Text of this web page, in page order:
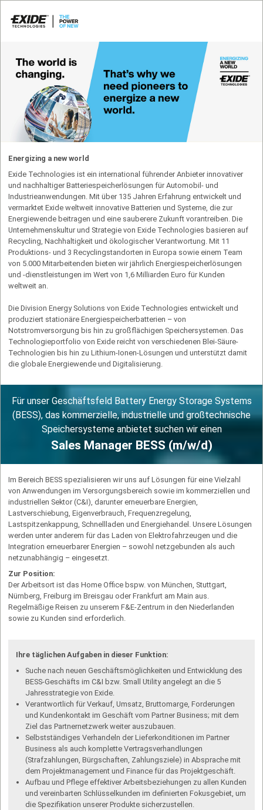
Energizing a new world
Exide Technologies ist ein international führender Anbieter innovativer
und nachhaltiger Batteriespeicherlösungen für Automobil- und
Industrieanwendungen. Mit über 135 Jahren Erfahrung entwickelt und
vermarktet Exide weltweit innovative Batterien und Systeme, die zur
Energiewende beitragen und eine sauberere Zukunft vorantreiben. Die
Unternehmenskultur und Strategie von Exide Technologies basieren auf
Recycling, Nachhaltigkeit und ökologischer Verantwortung. Mit 11
Produktions- und 3 Recycling­standorten in Europa sowie einem Team
von 5.000 Mitarbeitenden bieten wir jährlich Energiespeicherlösungen
und -dienstleis­tungen im Wert von 1,6 Milliarden Euro für Kunden
weltweit an.
Die Division Energy Solutions von Exide Technologies entwickelt und
produziert stationäre Energiespeicherbatterien – von
Notstromversorgung bis hin zu großflächigen Speichersystemen. Das
Technologieportfolio von Exide reicht von verschiedenen Blei-Säure-
Technologien bis hin zu Lithium-Ionen-Lösungen und unterstützt damit
die globale Energiewende und Digitalisierung.
Für unser Geschäftsfeld Battery Energy Storage Systems
(BESS), das kommerzielle, industrielle und großtechnische
Speichersysteme anbietet suchen wir einen
Sales Manager BESS (m/w/d)
Im Bereich BESS spezialisieren wir uns auf Lösungen für eine Vielzahl
von Anwendungen im Versorgungsbereich sowie im kom­merziellen und
industriellen Sektor (C&I), darunter erneuerbare Energien,
Lastverschiebung, Eigenverbrauch, Frequenzregelung,
Lastspitzenkappung, Schnellladen und Energiehandel. Unsere Lösungen
werden unter anderem für das Laden von Elektrofahr­zeugen und die
Integration erneuerbarer Energien – sowohl netzgebunden als auch
netzunabhängig – eingesetzt.
Zur Position:
Der Arbeitsort ist das Home Office bspw. von München, Stuttgart,
Nürnberg, Freiburg im Breisgau oder Frankfurt am Main aus.
Regelmäßige Reisen zu unserem F&E-Zentrum in den Niederlanden
sowie zu Kunden sind erforderlich.
Ihre täglichen Aufgaben in dieser Funktion:
Suche nach neuen Geschäftsmöglichkeiten und Entwicklung des
BESS-Geschäfts im C&I bzw. Small Utility angelegt an die 5
Jahresstrategie von Exide.
Verantwortlich für Verkauf, Umsatz, Bruttomarge, Forderungen
und Kundenkontakt im Geschäft vom Partner Business; mit dem
Ziel das Partnernetzwerk weiter auszubauen.
Selbstständiges Verhandeln der Lieferkonditionen im Partner
Business als auch komplette Vertragsverhandlungen
(Strafzahlungen, Bürgschaften, Zahlungsziele) in Absprache mit
dem Projektmanagement und Finance für das Projektgeschäft.
Aufbau und Pflege effektiver Arbeitsbeziehungen zu allen Kunden
und vereinbarten Schlüsselkunden im definierten Fokusgebiet, um
die Spezifikation unserer Produkte sicherzustellen.